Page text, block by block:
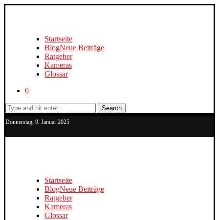
Startseite
BlogNeue Beiträge
Ratgeber
Kameras
Glossar
0
Search
Donnerstag, 9. Januar 2025
Startseite
BlogNeue Beiträge
Ratgeber
Kameras
Glossar